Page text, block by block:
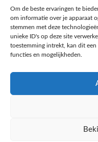
Om de beste ervaringen te
om informatie over je apparaat
stemmen met deze
unieke ID's op deze site
toestemming intrekt, kan dit
functies en mogelijkheden.
Ontdek de beste keto-
kennis met onze diepgaande
favoriete keto recepten in